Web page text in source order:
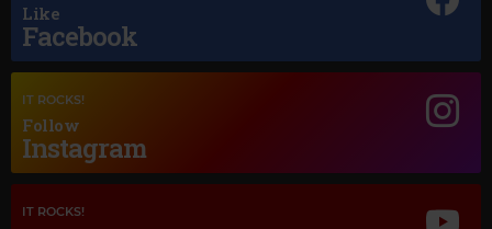
FRANK SINATRA
Like
Facebook
IT ROCKS!
Follow
Instagram
IT ROCKS!